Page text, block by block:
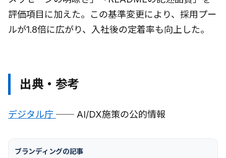
評価項目に加えた。この基準変更により、採用プー
ルが1.8倍に広がり、入社後の定着率も向上した。
出典・参考
デジタル庁 ── AI/DX施策の公的情報
ブランディングの記事